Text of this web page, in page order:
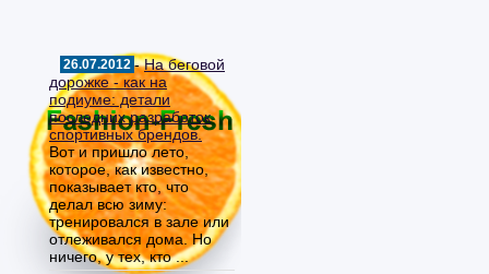
26.07.2012 -На беговой
дорожке - как на
подиуме: детали
последних разработок
спортивных брендов.
Вот и пришло лето,
которое, как известно,
показывает кто, что
делал всю зиму:
тренировался в зале или
отлеживался дома. Но
ничего, у тех, кто ...